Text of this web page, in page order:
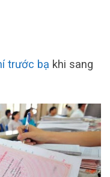
trước bạ khi sang